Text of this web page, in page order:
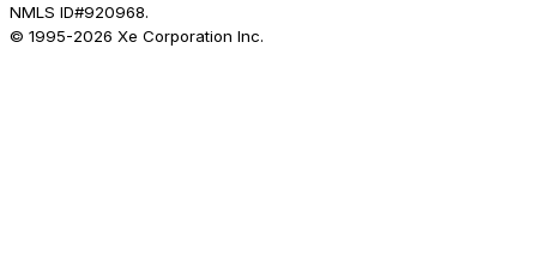
NMLS ID#920968.
© 1995-2026 Xe Corporation Inc.